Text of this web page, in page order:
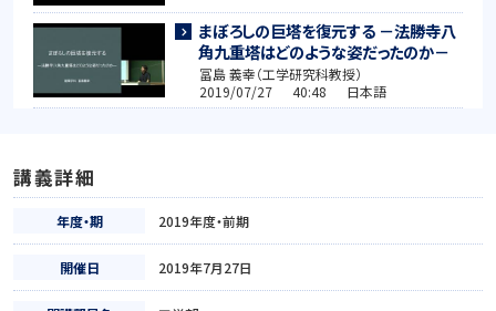
まぼろしの巨塔を復元する －法勝寺八
角九重塔はどのような姿だったのか－
冨島 義幸（工学研究科教授）
2019/07/27 40:48 日本語
講義詳細
年度・期 2019年度・前期
開催日 2019年7月27日